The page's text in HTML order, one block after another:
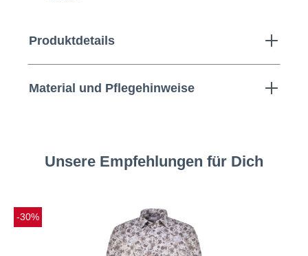
Produktdetails
Material und Pflegehinweise
Unsere Empfehlungen für Dich
-30%